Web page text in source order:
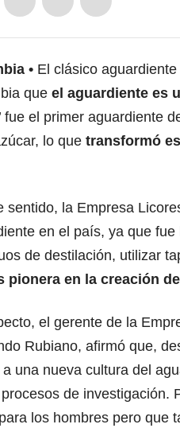
El clásico
que el aguardiente es
fue el primer aguardiente
lo que transformó
sentido, la Empresa
en el país, ya que
de destilación, utilizar
pionera en la creación
el gerente de la
Rubiano, afirmó que,
una nueva cultura del
de investigación.
los hombres pero que